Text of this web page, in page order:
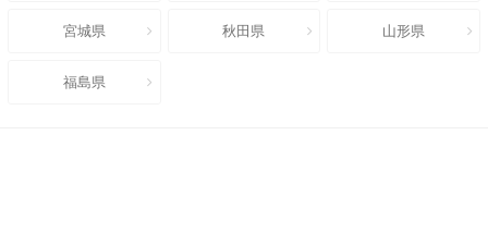
宮城県 秋田県 山形県
福島県